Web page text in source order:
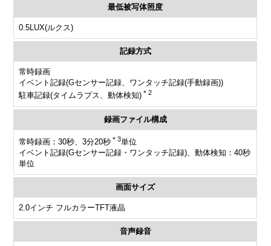
最低被写体照度
0.5LUX(ルクス)
記録方式
常時録画
イベント記録(Gセンサー記録、ワンタッチ記録(手動録画))
駐車記録(タイムラプス、動体検知) ＊2
録画ファイル構成
常時録画：30秒、3分20秒 ＊3単位
イベント記録(Gセンサー記録・ワンタッチ記録)、動体検知：40秒
単位
画面サイズ
2.0インチ フルカラーTFT液晶
音声録音